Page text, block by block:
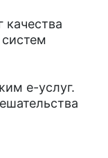
качества
е-услуг.